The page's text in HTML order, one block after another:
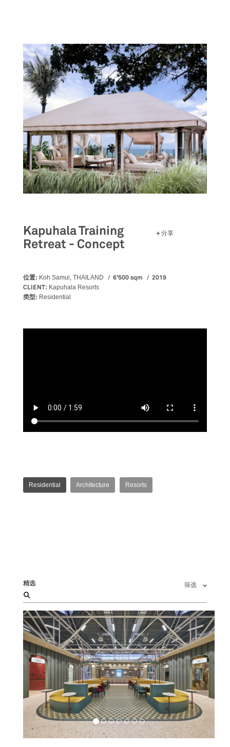
Kapuhala Training
Retreat - Concept
分享
位置: Koh Samui, THAILAND 6'500 sqm
2019
CLIENT: Kapuhala Resorts
类型: Residential
Residential Architecture Resorts
精选 筛选